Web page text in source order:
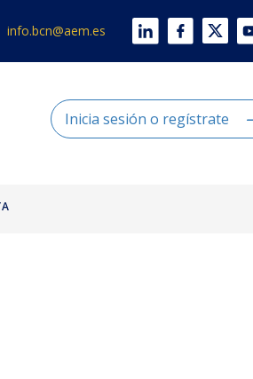
info.bcn@aem.es
Inicia sesión o regístrate